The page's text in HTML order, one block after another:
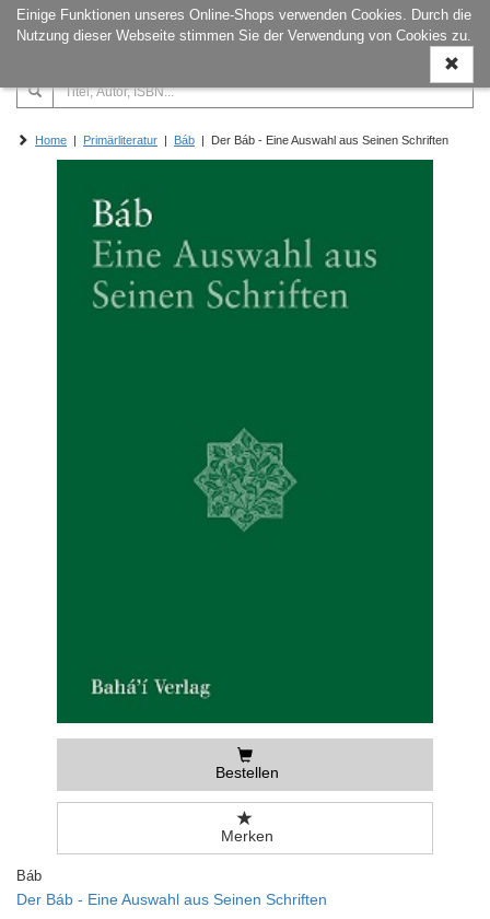
Einige Funktionen unseres Online-Shops verwenden Cookies. Durch die
Nutzung dieser Webseite stimmen Sie der Verwendung von Cookies zu.
ein-/
Home | Primärliteratur | Báb | Der Báb - Eine Auswahl aus Seinen Schriften
Bestellen
Merken
Báb
Der Báb - Eine Auswahl aus Seinen Schriften